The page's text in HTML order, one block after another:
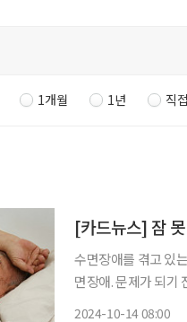
1개월 1년 직
[카드뉴스] 잠
수면장애를 겪고 있
면장애. 문제가 되기
2024-10-14 08:00